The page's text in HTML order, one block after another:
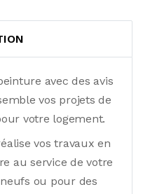
avec des avis
vos projets de
votre logement.
vos travaux en
au service de votre
ou pour des